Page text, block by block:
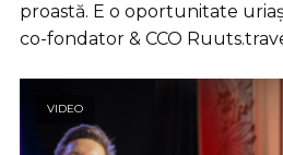
proastă. E o oportunitate
co-fondator & CCO
VIDEO